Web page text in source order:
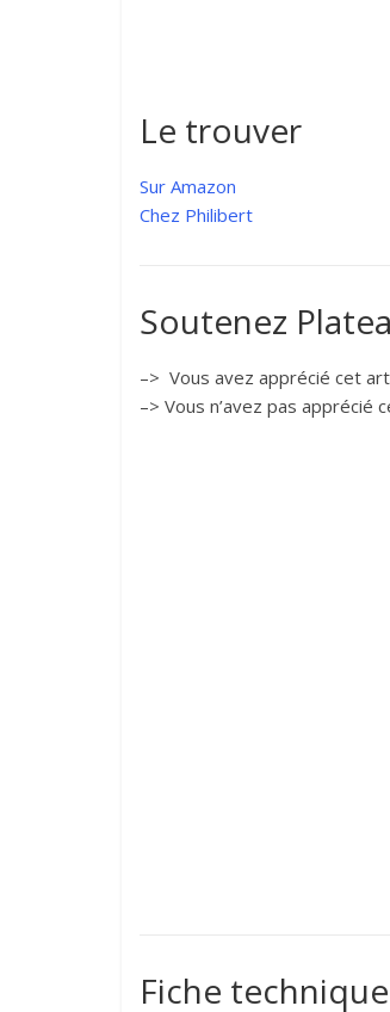
Le trouver
Sur Amazon
Chez Philibert
Soutenez
–> Vous avez apprécié cet
–> Vous n’avez pas apprécié
Fiche technique